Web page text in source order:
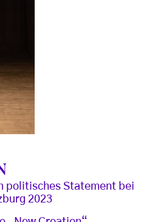
politisches Statement bei
2023